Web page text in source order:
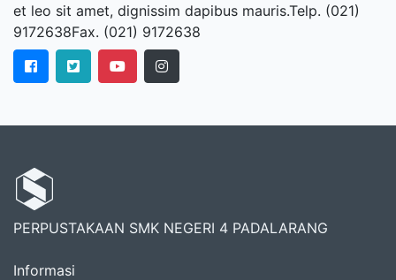
et leo sit amet, dignissim dapibus mauris.Telp. (021)
9172638Fax. (021) 9172638
PERPUSTAKAAN SMK NEGERI 4 PADALARANG
Informasi